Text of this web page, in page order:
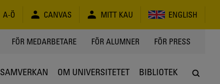
A-Ö CANVAS MITT KAU ENGLISH
FÖR MEDARBETARE FÖR ALUMNER FÖR PRESS
SAMVERKAN OM UNIVERSITETET BIBLIOTEK